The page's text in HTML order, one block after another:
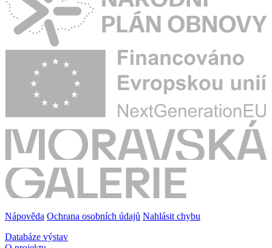
Nápověda Ochrana osobních údajů Nahlásit chybu
Databáze výstav